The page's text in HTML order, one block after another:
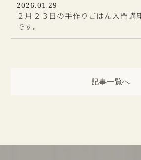
2026.01.29
２月２３日の手作りごはん入門講
です。
記事一覧へ